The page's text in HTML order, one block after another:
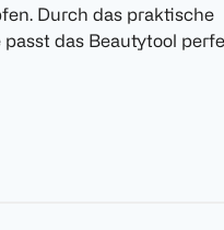
Durch das praktische
das Beautytool